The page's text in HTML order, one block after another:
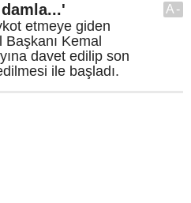
etmeye giden
Kemal
davet edilip son
ile başladı.
A-